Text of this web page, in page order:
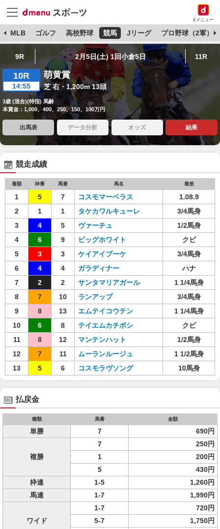
dメニュー
MLB ゴルフ 高校野球 競馬 Jリーグ プロ野球（2軍）
9R 2月5日(土) 1回小倉5日 11R
10R
14:55
萌黄賞
芝 右・1,200m 13頭
3歳 (混合)(特指) 馬齢
本賞金：1,000、400、250、150、100万円
出馬表 データ分析 オッズ 結果
競走成績
着順 枠番 馬番 馬名 着差
1 5 7 コスモマーベラス
1.08.9
2
1 1 タケカワルキューレ
3/4馬身
3
4 5 ヴァーチュ
1/2馬身
4
6 9 ビッグホワイト
クビ
5
3 3 ケイアイブーケ
3/4馬身
6
4 4 ガラディナー
ハナ
7
2 2 サンタマリアガール
1 1/4馬身
8
7 10 ランアップ
3/4馬身
9
8 13 エムテイコウテン
1 1/4馬身
10
6 8 テイエムカチボシ
クビ
11
8 12 マンテンハット
1/2馬身
12
7 11 ムーランルージュ
1 1/2馬身
13
5 6 コスモラヴソング 10馬身
払戻金
種類 馬番 金額
単勝 7 690円
複勝
7
250円
1
200円
5
430円
枠連
1-5
1,260円
馬連
1-7 1,990円
ワイド
1-7
720円
5-7
1,750円